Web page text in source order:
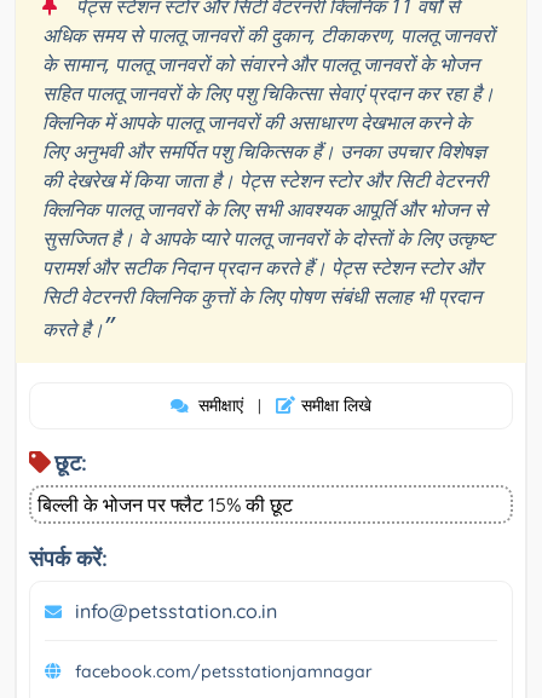
पेट्स स्टेशन स्टोर और सिटी वेटरनरी क्लिनिक 11 वर्षों से
अधिक समय से पालतू जानवरों की दुकान, टीकाकरण, पालतू जानवरों
के सामान, पालतू जानवरों को संवारने और पालतू जानवरों के भोजन
सहित पालतू जानवरों के लिए पशु चिकित्सा सेवाएं प्रदान कर रहा है।
क्लिनिक में आपके पालतू जानवरों की असाधारण देखभाल करने के
लिए अनुभवी और समर्पित पशु चिकित्सक हैं। उनका उपचार विशेषज्ञ
की देखरेख में किया जाता है। पेट्स स्टेशन स्टोर और सिटी वेटरनरी
क्लिनिक पालतू जानवरों के लिए सभी आवश्यक आपूर्ति और भोजन से
सुसज्जित है। वे आपके प्यारे पालतू जानवरों के दोस्तों के लिए उत्कृष्ट
परामर्श और सटीक निदान प्रदान करते हैं। पेट्स स्टेशन स्टोर और
सिटी वेटरनरी क्लिनिक कुत्तों के लिए पोषण संबंधी सलाह भी प्रदान
करते है।”
समीक्षाएं | समीक्षा लिखे
छूट:
बिल्ली के भोजन पर फ्लैट 15% की छूट
संपर्क करें:
info@petsstation.co.in
facebook.com/petsstationjamnagar